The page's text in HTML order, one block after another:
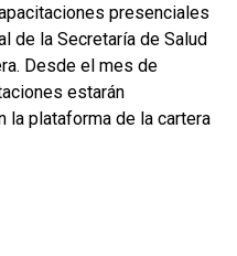
presenciales
de la Secretaría de Salud
Desde el mes de
estarán
la plataforma de la cartera